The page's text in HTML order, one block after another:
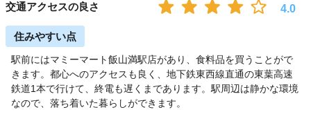
交通アクセスの良さ
4.0
住みやすい点
駅前にはマミーマート飯山満駅店があり、食料品を買うことがで
きます。都心へのアクセスも良く、地下鉄東西線直通の東葉高速
鉄道1本で行けて、終電も遅くまであります。駅周辺は静かな環境
なので、落ち着いた暮らしができます。